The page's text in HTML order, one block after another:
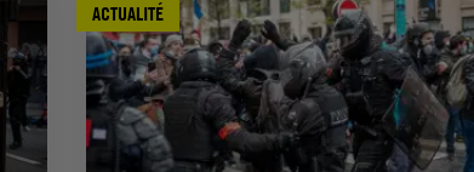
ACTUALITÉ